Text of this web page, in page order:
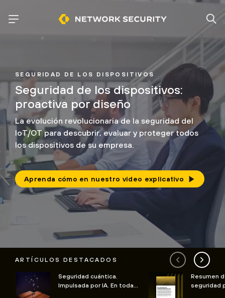
SEGURIDAD DE LOS DISPOSITIVOS
Seguridad de los dispositivos:
proactiva por diseño
La evolución revolucionaria de la seguridad del
IoT/OT para descubrir, evaluar y proteger todos
los dispositivos de su empresa.
Aprenda cómo en nuestro video explicativo
ARTÍCULOS DESTACADOS
Seguridad cuántica.
Impulsada por IA. En todas
Resumen
seguridad